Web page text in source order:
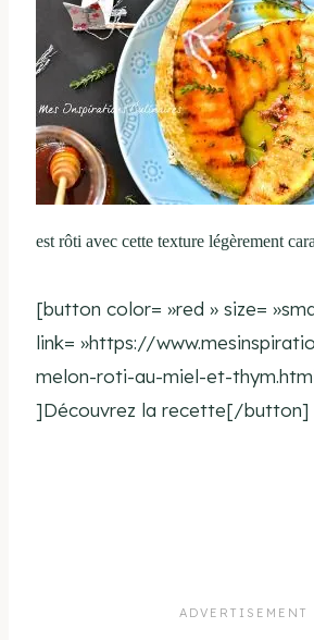
est rôti avec cette texture légèrement
[button color= »red » size=
link= »https://
melon-roti-au-miel-et-
]Découvrez la recette[/button]